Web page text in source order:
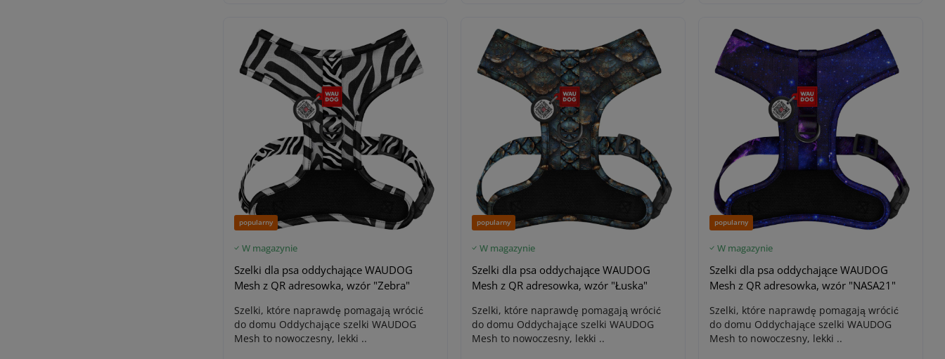
popularny
W magazynie
Szelki dla psa oddychające WAUDOG
Mesh z QR adresowka, wzór "Zebra"
Szelki, które naprawdę pomagają wrócić
do domu Oddychające szelki WAUDOG
Mesh to nowoczesny, lekki ..
popularny
W magazynie
Szelki dla psa oddychające WAUDOG
Mesh z QR adresowka, wzór "Łuska"
Szelki, które naprawdę pomagają wrócić
do domu Oddychające szelki WAUDOG
Mesh to nowoczesny, lekki ..
popularny
W magazynie
Szelki dla psa oddychające WAUDOG
Mesh z QR adresowka, wzór "NASA21"
Szelki, które naprawdę pomagają wrócić
do domu Oddychające szelki WAUDOG
Mesh to nowoczesny, lekki ..